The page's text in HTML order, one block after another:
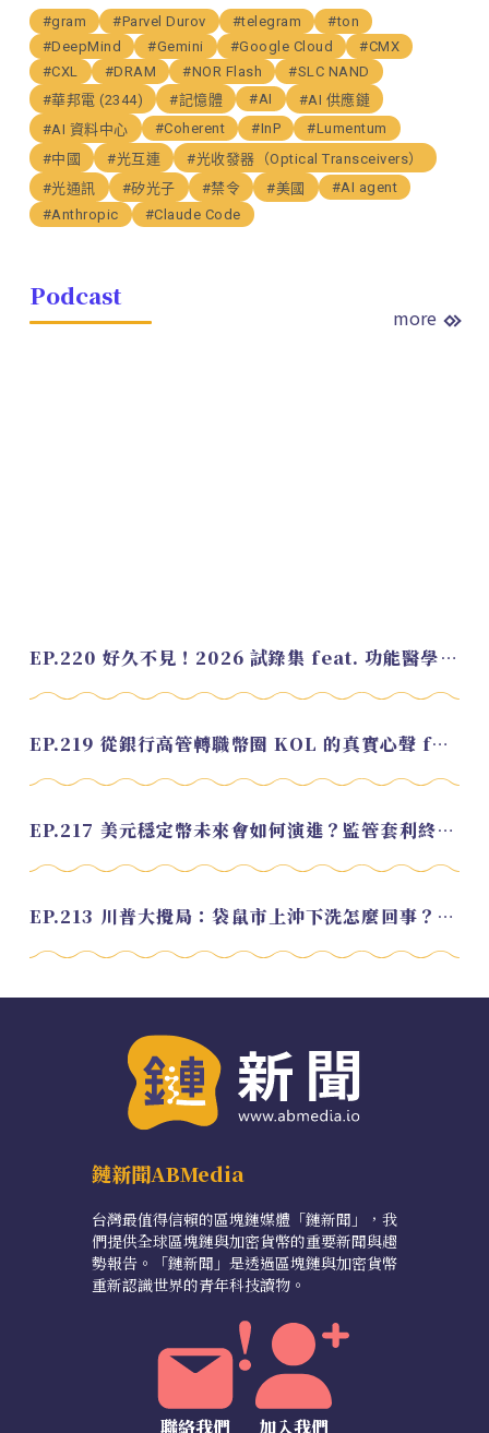
#gram #Parvel Durov #telegram
#ton
#DeepMind
#Gemini #Google Cloud
#CMX
#CXL
#DRAM #NOR Flash
#SLC NAND
#華邦電 (2344)
#記憶體 #AI
#AI 供應鏈
#AI 資料中心
#Coherent #InP
#Lumentum
#中國
#光互連
#光收發器（Optical Transceivers）
#光通訊
#矽光子 #禁令 #美國
#AI agent
#Anthropic
#Claude Code
Podcast
more
EP.220 好久不見！2026 試錄集 feat. 功能醫學營養師 美寶
EP.219 從銀行高管轉職幣圈 KOL 的真實心聲 feat.龜大
EP.217 美元穩定幣未來會如何演進？監管套利終將收斂？feat. 研究員 余哲安
EP.213 川普大攪局：袋鼠市上沖下洗怎麼回事？feat. Alvin
鏈新聞ABMedia
台灣最值得信賴的區塊鏈媒體「鏈新聞」，我
們提供全球區塊鏈與加密貨幣的重要新聞與趨
勢報告。「鏈新聞」是透過區塊鏈與加密貨幣
重新認識世界的青年科技讀物。
聯絡我們 加入我們